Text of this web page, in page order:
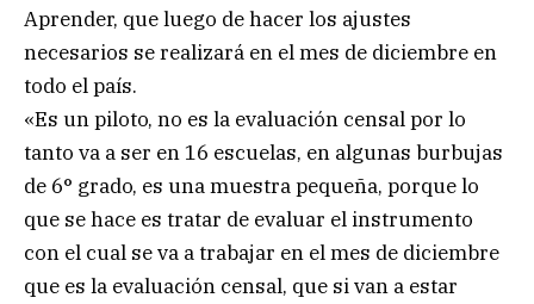
Aprender, que luego de hacer los ajustes
necesarios se realizará en el mes de diciembre en
todo el país.
«Es un piloto, no es la evaluación censal por lo
tanto va a ser en 16 escuelas, en algunas burbujas
de 6° grado, es una muestra pequeña, porque lo
que se hace es tratar de evaluar el instrumento
con el cual se va a trabajar en el mes de diciembre
que es la evaluación censal, que si van a estar